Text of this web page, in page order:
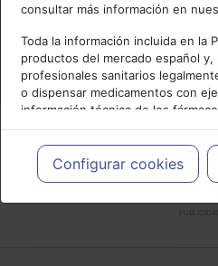
consultar más información en
Toda la información incluida en la
productos del mercado español
profesionales sanitarios
o dispensar medicamentos con
información técnica de los
meramente informativo, siendo
profesionales facultados
cada caso concreto, el
necesidades del paciente.
Configurar cookies